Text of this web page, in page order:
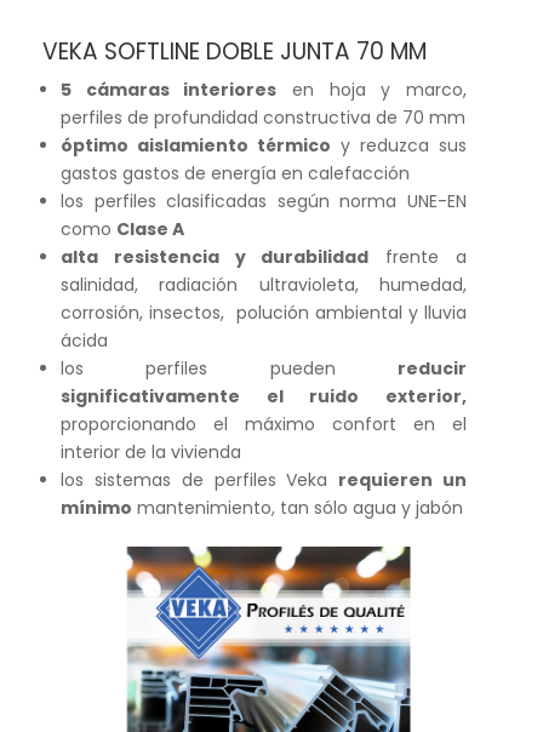
VEKA SOFTLINE DOBLE JUNTA 70 MM
5 cámaras interiores en hoja y marco,
perfiles de profundidad constructiva de 70 mm
óptimo aislamiento térmico y reduzca sus
gastos gastos de energía en calefacción
los perfiles clasificadas según norma UNE-EN
como Clase A
alta resistencia y durabilidad frente a
salinidad, radiación ultravioleta, humedad,
corrosión, insectos, polución ambiental y lluvia
ácida
los perfiles pueden reducir
significativamente el ruido exterior,
proporcionando el máximo confort en el
interior de la vivienda
los sistemas de perfiles Veka requieren un
mínimo mantenimiento, tan sólo agua y jabón